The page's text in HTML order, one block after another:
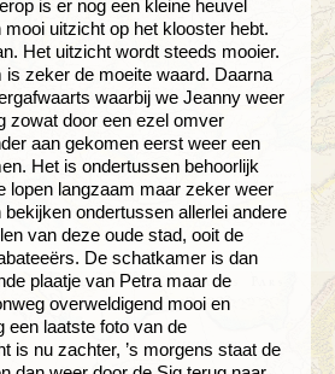
is er nog een kleine heuvel
uitzicht op het klooster hebt.
Het uitzicht wordt steeds mooier.
zeker de moeite waard. Daarna
waarbij we Jeanny weer
zowat door een ezel omver
aan gekomen eerst weer een
Het is ondertussen behoorlijk
lopen langzaam maar zeker weer
ondertussen allerlei andere
van deze oude stad, ooit de
De schatkamer is dan
plaatje van Petra maar de
overweldigend mooi en
een laatste foto van de
is nu zachter, ’s morgens staat de